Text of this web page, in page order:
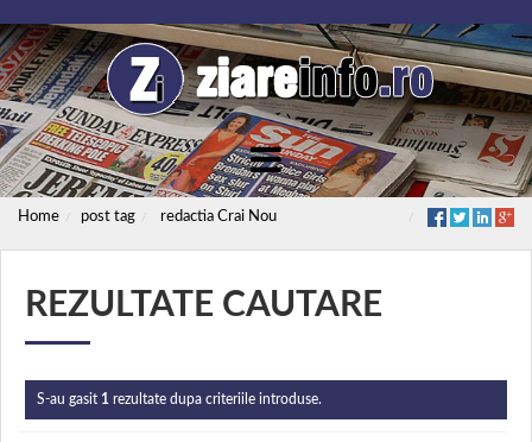
Home post tag redactia Crai Nou
REZULTATE CAUTARE
S-au gasit 1 rezultate dupa criteriile introduse.